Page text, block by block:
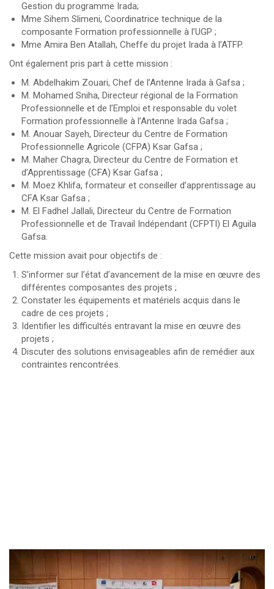
Gestion du programme Irada;
Mme Sihem Slimeni, Coordinatrice technique de la
composante Formation professionnelle à l’UGP ;
Mme Amira Ben Atallah, Cheffe du projet Irada à l’ATFP.
Ont également pris part à cette mission :
M. Abdelhakim Zouari, Chef de l’Antenne Irada à Gafsa ;
M. Mohamed Sniha, Directeur régional de la Formation
Professionnelle et de l’Emploi et responsable du volet
Formation professionnelle à l’Antenne Irada Gafsa ;
M. Anouar Sayeh, Directeur du Centre de Formation
Professionnelle Agricole (CFPA) Ksar Gafsa ;
M. Maher Chagra, Directeur du Centre de Formation et
d’Apprentissage (CFA) Ksar Gafsa ;
M. Moez Khlifa, formateur et conseiller d’apprentissage au
CFA Ksar Gafsa ;
M. El Fadhel Jallali, Directeur du Centre de Formation
Professionnelle et de Travail Indépendant (CFPTI) El Aguila
Gafsa.
Cette mission avait pour objectifs de :
S’informer sur l’état d’avancement de la mise en œuvre des
différentes composantes des projets ;
Constater les équipements et matériels acquis dans le
cadre de ces projets ;
Identifier les difficultés entravant la mise en œuvre des
projets ;
Discuter des solutions envisageables afin de remédier aux
contraintes rencontrées.